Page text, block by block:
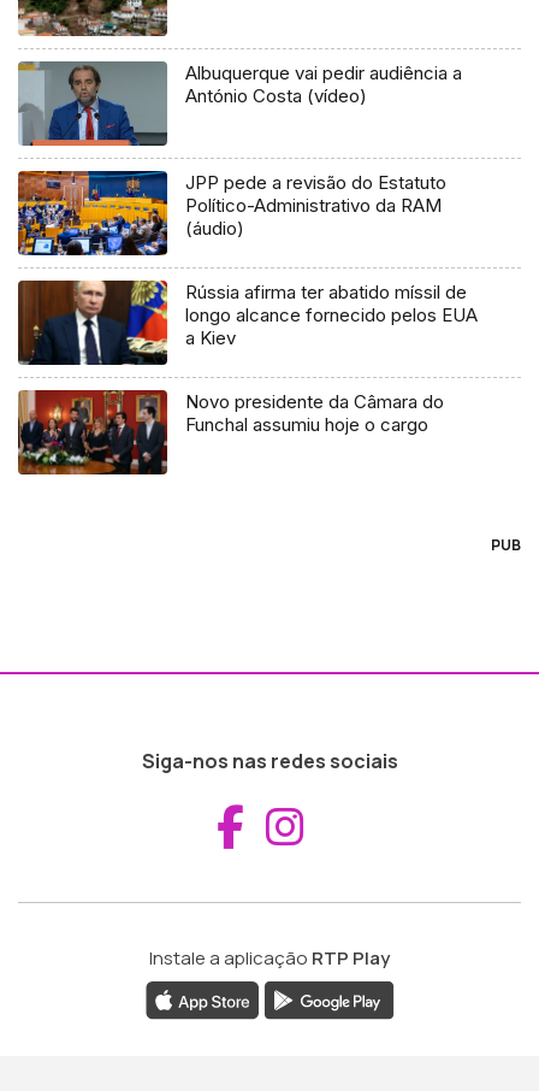
Albuquerque vai pedir audiência a
António Costa (vídeo)
JPP pede a revisão do Estatuto
Político-Administrativo da RAM
(áudio)
Rússia afirma ter abatido míssil de
longo alcance fornecido pelos EUA
a Kiev
Novo presidente da Câmara do
Funchal assumiu hoje o cargo
PUB
Siga-nos nas redes sociais
Aceder ao
Instale a aplicação RTP Play